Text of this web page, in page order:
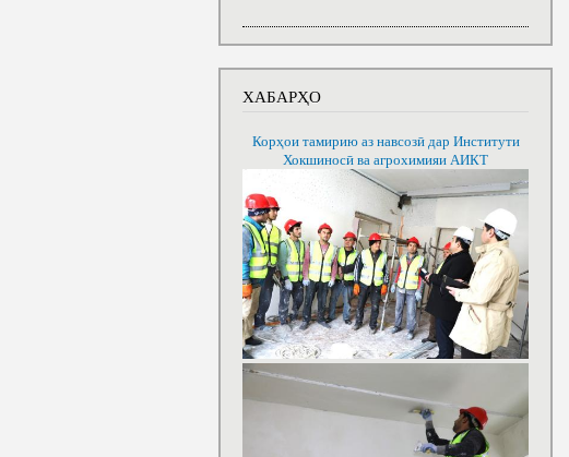
ХАБАРҲО
Корҳои тамирию аз навсозӣ дар Институти
Хокшиносӣ ва агрохимияи АИКТ